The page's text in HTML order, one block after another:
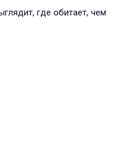
где обитает, чем